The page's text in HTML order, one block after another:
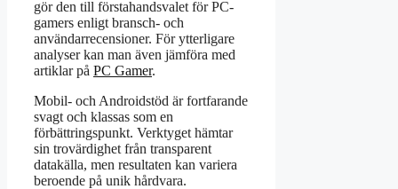
gör den till förstahandsvalet för PC-
gamers enligt bransch- och
användarrecensioner. För ytterligare
analyser kan man även jämföra med
artiklar på PC Gamer.
Mobil- och Androidstöd är fortfarande
svagt och klassas som en
förbättringspunkt. Verktyget hämtar
sin trovärdighet från transparent
datakälla, men resultaten kan variera
beroende på unik hårdvara.